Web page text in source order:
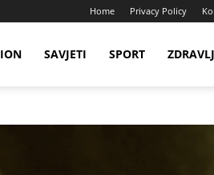
Home Privacy Policy
SAVJETI SPORT